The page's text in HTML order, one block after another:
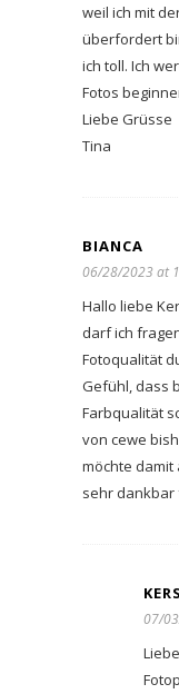
weil ich mit
überfordert
ich toll. Ich
Fotos
Liebe Grüsse
Tina
BIANCA
06/28/2023 at
Hallo liebe
darf ich
Fotoqualität
Gefühl, dass
Farbqualität
von cewe
möchte damit
sehr dankbar
07/